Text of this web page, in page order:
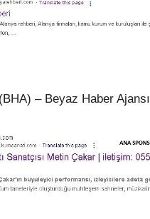
– Beyaz Haber Ajansı